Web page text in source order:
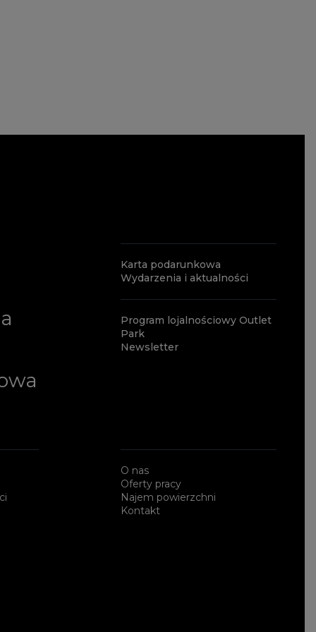
Karta podarunkowa
Wydarzenia i aktualności
Program lojalnościowy Outlet
Park
Newsletter
O nas
Oferty pracy
Najem powierzchni
Kontakt